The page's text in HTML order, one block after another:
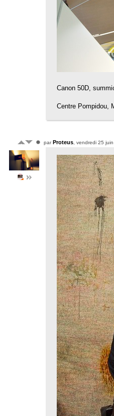
Canon 50D,
Centre Pompidou,
parProteus , vendredi 25